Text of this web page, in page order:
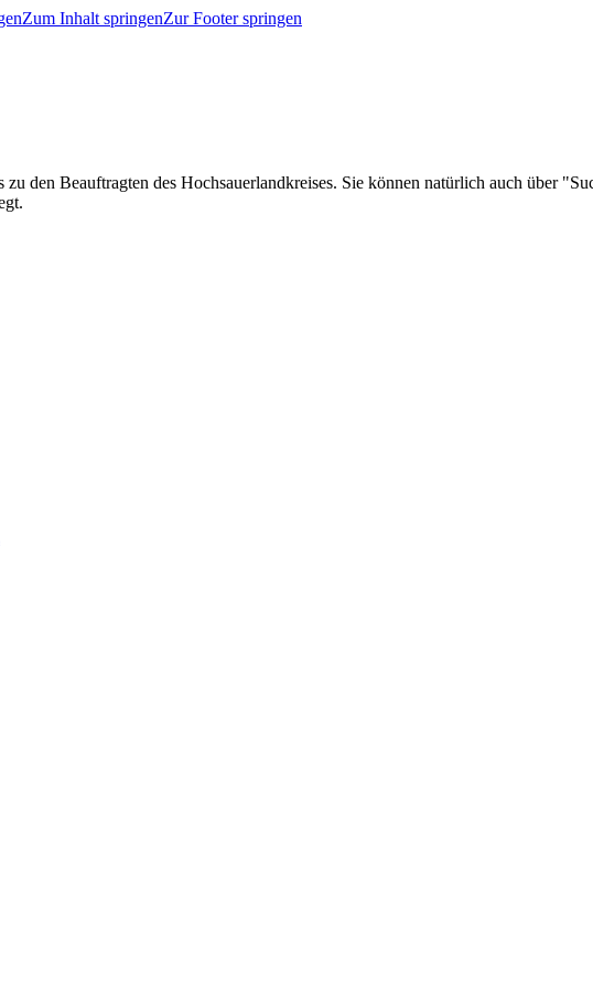
Zum Inhalt springenZur Footer springen
den Beauftragten des Hochsauerlandkreises. Sie können natürlich auch über